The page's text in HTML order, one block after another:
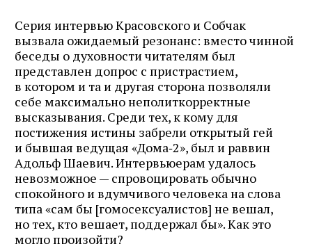
Серия интервью Красовского и Собчак
вызвала ожидаемый резонанс: вместо чинной
беседы о духовности читателям был
представлен допрос с пристрастием,
в котором и та и другая сторона позволяли
себе максимально неполиткорректные
высказывания. Среди тех, к кому для
постижения истины забрели открытый гей
и бывшая ведущая «Дома‑2», был и раввин
Адольф Шаевич. Интервьюерам удалось
невозможное — спровоцировать обычно
спокойного и вдумчивого человека на слова
типа «сам бы [гомосексуалистов] не вешал,
но тех, кто вешает, поддержал бы». Как это
могло произойти?